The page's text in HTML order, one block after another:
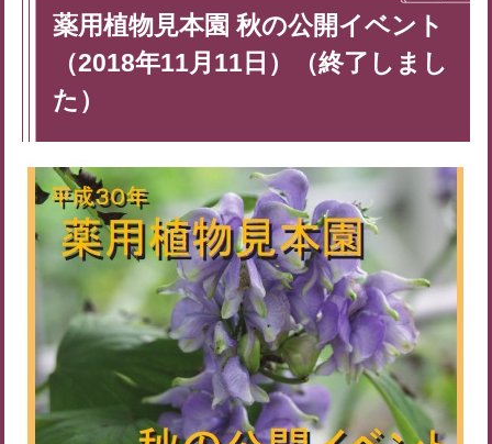
薬用植物見本園 秋の公開イベント
（2018年11月11日）（終了しまし
た）